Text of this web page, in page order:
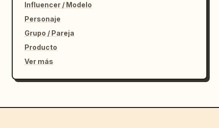
Influencer / Modelo
Personaje
Grupo / Pareja
Producto
Ver más